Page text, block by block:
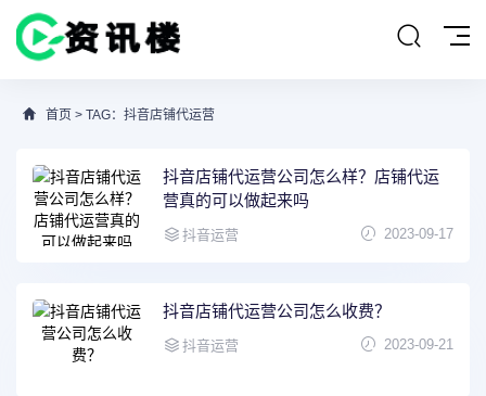
首页 > TAG：抖音店铺代运营
抖音店铺代运营公司怎么样？店铺代运
营真的可以做起来吗
抖音运营 2023-09-17
抖音店铺代运营公司怎么收费？
抖音运营 2023-09-21